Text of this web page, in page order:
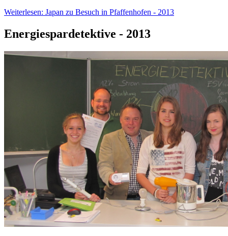
Weiterlesen: Japan zu Besuch in Pfaffenhofen - 2013
Energiespardetektive - 2013